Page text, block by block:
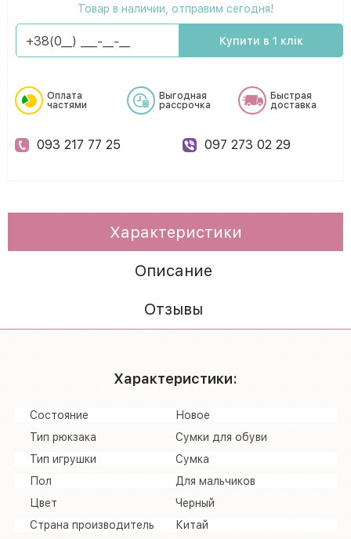
Товар в наличии, отправим сегодня!
Купити в 1 клік
Оплата
частями
Выгодная
рассрочка
Быстрая
доставка
093 217 77 25 097 273 02 29
Характеристики
Описание
Отзывы
Характеристики:
Состояние
Новое
Тип рюкзака
Сумки для обуви
Тип игрушки
Сумка
Пол
Для мальчиков
Цвет
Черный
Страна производитель
Китай